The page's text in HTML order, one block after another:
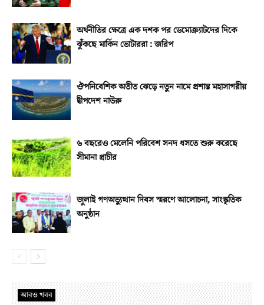
অর্থনীতির ক্ষেত্রে এক দশক পর ডেমোক্র্যাটদের দিকে
ঝুঁকছে মার্কিন ভোটাররা : জরিপ
ঔপনিবেশিক অতীত ঝেড়ে নতুন নামে প্রশান্ত মহাসাগরীয়
দ্বীপদেশ নাউরু
৬ বছরেও মেলেনি পরিবেশ সনদ ধসতে শুরু করেছে
সীমানা প্রাচীর
জুলাই গণঅভ্যুত্থান দিবস স্মরণে আলোচনা, সাংস্কৃতিক
অনুষ্ঠান
আরও খবর